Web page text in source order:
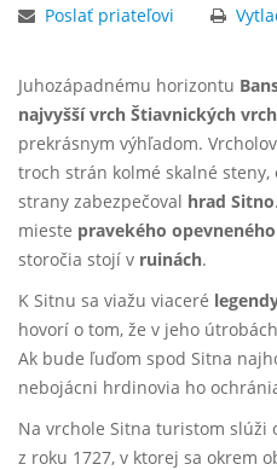
Poslať priateľovi
Juhozápadnému horizontu
najvyšší vrch Štiavnických
prekrásnym výhľadom.
troch strán kolmé skalné
strany zabezpečoval hrad Sitno
mieste pravekého
storočia stojí v ruinách.
K Sitnu sa viažu viaceré
hovorí o tom, že v jeho
Ak bude ľuďom spod Sitna
nebojácni hrdinovia ho
Na vrchole Sitna turistom slúži
z roku 1727, v ktorej sa okrem